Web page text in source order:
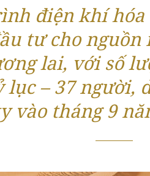
điện khí
tư cho nguồn
lai, với số
lục – 37 người,
vào tháng 9